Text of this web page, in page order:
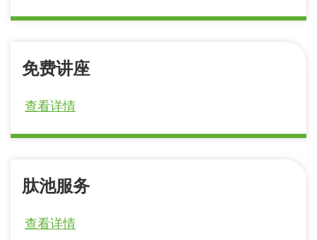
免费讲座
查看详情
肽池服务
查看详情